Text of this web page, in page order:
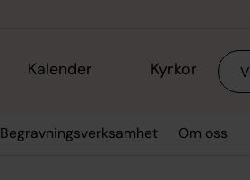
Kalender Kyrkor Sök
Begravningsverksamhet Om oss